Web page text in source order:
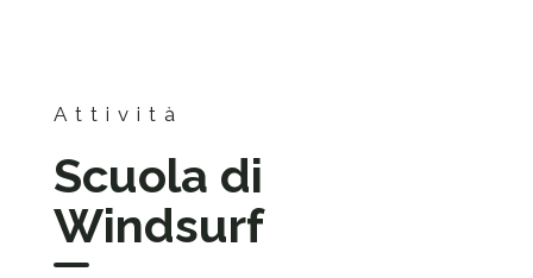
Attività
Scuola di
Windsurf